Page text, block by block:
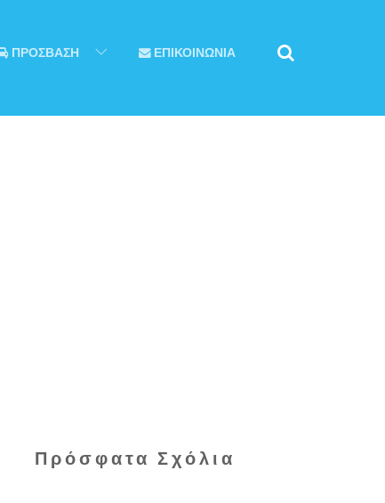
ΠΡΟΣΒΑΣΗ ΕΠΙΚΟΙΝΩΝΙΑ
Πρόσφατα Σχόλια